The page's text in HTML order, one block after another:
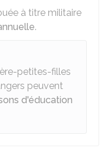
à titre militaire
.
petites-filles
peuvent
d'éducation